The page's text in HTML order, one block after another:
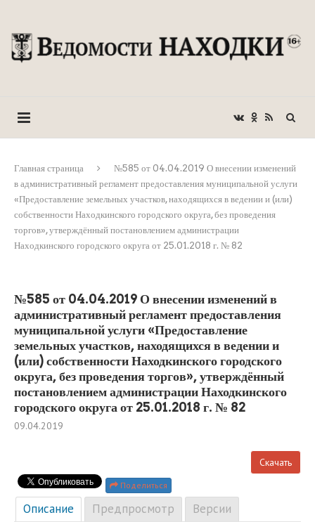
Главная страница
№585 от 04.04.2019 О внесении изменений
в административный регламент предоставления муниципальной услуги
«Предоставление земельных участков, находящихся в ведении и (или)
собственности Находкинского городского округа, без проведения
торгов», утверждённый постановлением администрации
Находкинского городского округа от 25.01.2018 г. № 82
№585 от 04.04.2019 О внесении изменений в
административный регламент предоставления
муниципальной услуги «Предоставление
земельных участков, находящихся в ведении и
(или) собственности Находкинского городского
округа, без проведения торгов», утверждённый
постановлением администрации Находкинского
городского округа от 25.01.2018 г. № 82
09.04.2019
Скачать
Поделиться
Описание Предпросмотр Версии